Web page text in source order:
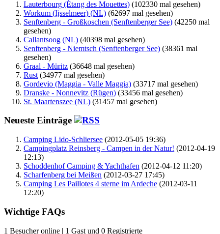
Lauterbourg (Étang des Mouettes) (102330 mal gesehen)
Workum (Ijsselmeer) (NL) (62697 mal gesehen)
Senftenberg - Großkoschen (Senftenberger See) (42250 mal
gesehen)
Callantsoog (NL) (40398 mal gesehen)
Senftenberg - Niemtsch (Senftenberger See) (38361 mal
gesehen)
Graal - Müritz (36648 mal gesehen)
Rust (34977 mal gesehen)
Gordevio (Maggia - Valle Maggia) (33717 mal gesehen)
Dranske - Nonnevitz (Rügen) (33456 mal gesehen)
St. Maartenszee (NL) (31457 mal gesehen)
Neueste Einträge
Camping Lido-Schliersee (2012-05-05 19:36)
Campingplatz Reinsberg - Campen in der Natur! (2012-04-19
12:13)
Schoddenhof Camping & Yachthafen (2012-04-12 11:20)
Scharfenberg bei Meißen (2012-03-27 17:45)
Camping Les Paillotes 4 sterne im Ardeche (2012-03-11
12:20)
Wichtige FAQs
1 Besucher online | 1 Gast und 0 Registrierte